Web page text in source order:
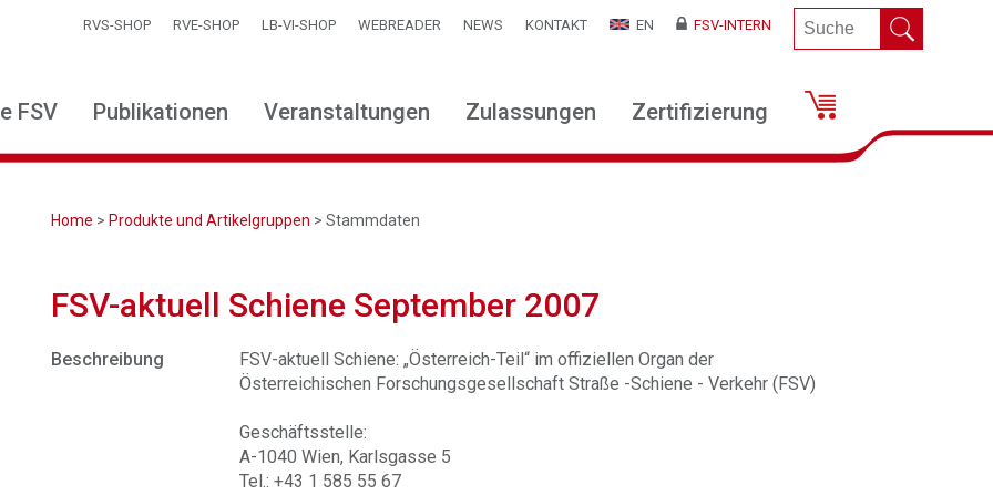
RVS-SHOP RVE-SHOP LB-VI-SHOP WEBREADER NEWS KONTAKT EN FSV-INTERN
FSV Publikationen Veranstaltungen Zulassungen Zertifizierung
Home > Produkte und Artikelgruppen > Stammdaten
FSV-aktuell Schiene September 2007
Beschreibung
FSV-aktuell Schiene: „Österreich-Teil“ im offiziellen Organ der
Österreichischen Forschungsgesellschaft Straße -Schiene - Verkehr (FSV)
Geschäftsstelle:
A-1040 Wien, Karlsgasse 5
Tel.: +43 1 585 55 67